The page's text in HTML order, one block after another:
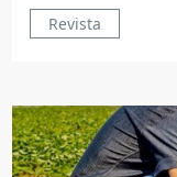
Revista